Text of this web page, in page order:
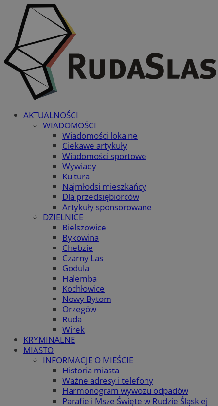
AKTUALNOŚCI
WIADOMOŚCI
Wiadomości lokalne
Ciekawe artykuły
Wiadomości sportowe
Wywiady
Kultura
Najmłodsi mieszkańcy
Dla przedsiębiorców
Artykuły sponsorowane
DZIELNICE
Bielszowice
Bykowina
Chebzie
Czarny Las
Godula
Halemba
Kochłowice
Nowy Bytom
Orzegów
Ruda
Wirek
KRYMINALNE
MIASTO
INFORMACJE O MIEŚCIE
Historia miasta
Ważne adresy i telefony
Harmonogram wywozu odpadów
Parafie i Msze Święte w Rudzie Śląskiej